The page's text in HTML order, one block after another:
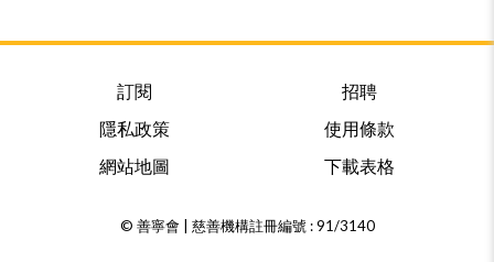
訂閱
招聘
隱私政策
使用條款
網站地圖
下載表格
© 善寧會 | 慈善機構註冊編號 : 91/3140